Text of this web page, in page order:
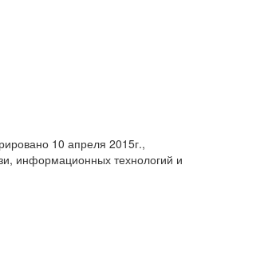
10 апреля 2015г.,
информационных технологий и